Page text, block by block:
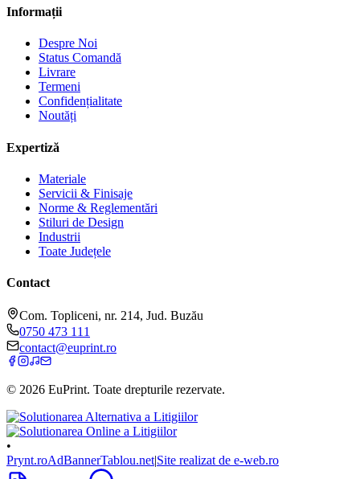
Informații
Despre Noi
Status Comandă
Livrare
Termeni
Confidențialitate
Noutăți
Expertiză
Materiale
Servicii & Finisaje
Norme & Reglementări
Stiluri de Design
Industrii
Toate Județele
Contact
Com. Topliceni, nr. 214, Jud. Buzău
0750 473 111
contact@euprint.ro
© 2026 EuPrint. Toate drepturile rezervate.
•
Prynt.roAdBannerTablou.net|Site realizat de e-web.ro